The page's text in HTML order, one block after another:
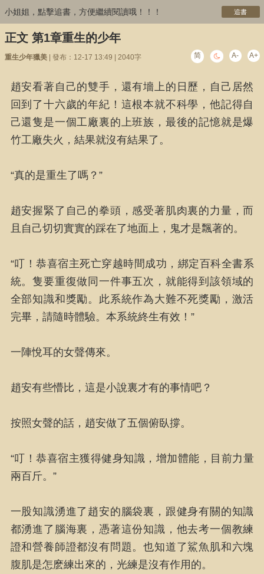
小姐姐，點擊追書，方便繼續閱讀哦！！！ 追書
正文 第1章重生的少年
重生少年獵美| 發布：12-17 13:49 | 2040字 简 A- A+
趙安看著自己的雙手，還有墻上的日歷，自己居然
回到了十六歲的年紀！這根本就不科學，他記得自
己還隻是一個工廠裏的上班族，最後的記憶就是爆
竹工廠失火，結果就沒有結果了。
“真的是重生了嗎？”
趙安握緊了自己的拳頭，感受著肌肉裏的力量，而
且自己切切實實的踩在了地面上，鬼才是飄著的。
“叮！恭喜宿主死亡穿越時間成功，綁定百科全書系
統。隻要重復做同一件事五次，就能得到該領域的
全部知識和獎勵。此系統作為大難不死獎勵，激活
完畢，請隨時體驗。本系統終生有效！”
一陣悅耳的女聲傳來。
趙安有些懵比，這是小說裏才有的事情吧？
按照女聲的話，趙安做了五個俯臥撐。
“叮！恭喜宿主獲得健身知識，增加體能，目前力量
兩百斤。”
一股知識湧進了趙安的腦袋裏，跟健身有關的知識
都湧進了腦海裏，憑著這份知識，他去考一個教練
證和營養師證都沒有問題。也知道了鯊魚肌和六塊
腹肌是怎麽練出來的，光練是沒有作用的。